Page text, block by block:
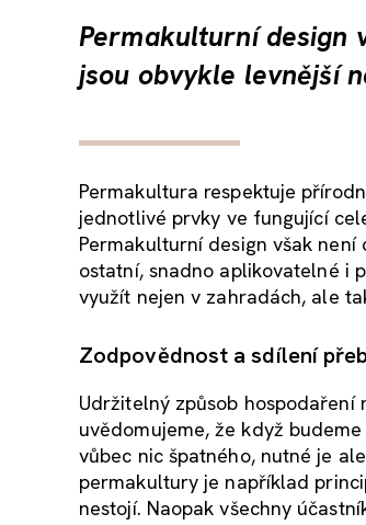
Permakulturní design
jsou obvykle levnější
Permakultura respektuje
jednotlivé prvky ve fungující
Permakulturní design však
ostatní, snadno aplikovatelné i
využít nejen v zahradách, ale
Zodpovědnost a sdílení
Udržitelný způsob hospodaření
uvědomujeme, že když
vůbec nic špatného, nutné je
permakultury je například
nestojí. Naopak všechny